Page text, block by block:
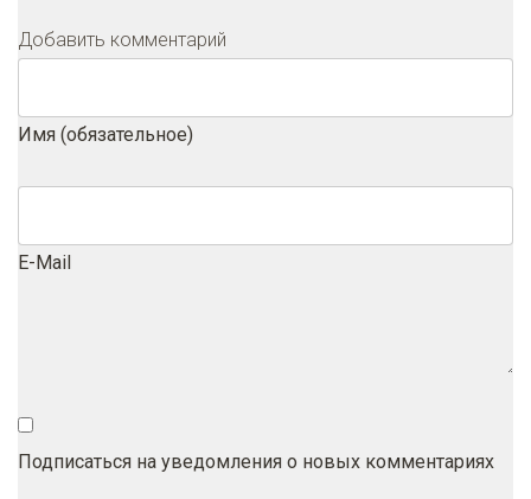
Добавить комментарий
Имя (обязательное)
E-Mail
Подписаться на уведомления о новых комментариях